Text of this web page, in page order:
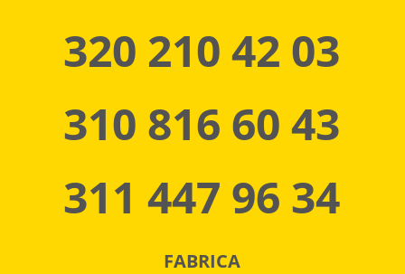
320 210 42 03
310 816 60 43
311 447 96 34
FABRICA